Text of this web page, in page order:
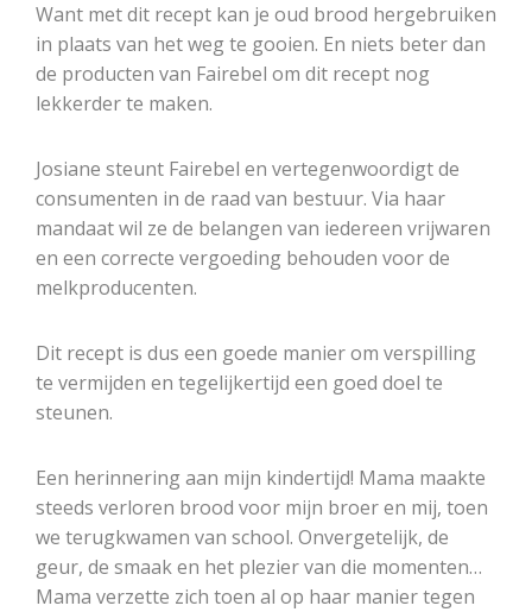
Want met dit recept kan je oud brood hergebruiken
in plaats van het weg te gooien. En niets beter dan
de producten van Fairebel om dit recept nog
lekkerder te maken.
Josiane steunt Fairebel en vertegenwoordigt de
consumenten in de raad van bestuur. Via haar
mandaat wil ze de belangen van iedereen vrijwaren
en een correcte vergoeding behouden voor de
melkproducenten.
Dit recept is dus een goede manier om verspilling
te vermijden en tegelijkertijd een goed doel te
steunen.
Een herinnering aan mijn kindertijd! Mama maakte
steeds verloren brood voor mijn broer en mij, toen
we terugkwamen van school. Onvergetelijk, de
geur, de smaak en het plezier van die momenten…
Mama verzette zich toen al op haar manier tegen